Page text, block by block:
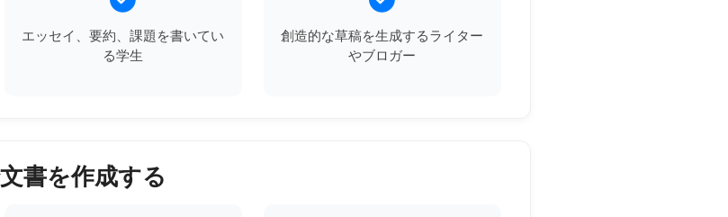
エッセイ、要約、課題を書いてい
る学生
創造的な草稿を生成するライター
やブロガー
書を作成する